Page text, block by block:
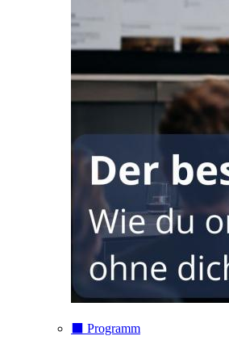
⬛️ Programm